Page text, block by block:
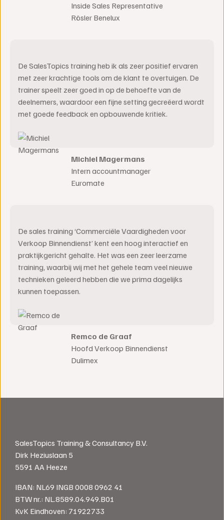
Inside Sales Representative
Rösler Benelux
De SalesTopics training heb ik als zeer positief ervaren
met zeer krachtige tools om de klant te overtuigen. De
trainer speelt zeer goed in op de behoefte van de
deelnemers, waardoor een fijne setting gecreëerd wordt
met goede feedback en opbouwende kritiek.
Michiel Magermans
Intern accountmanager
Euromate
De sales training ‘Commerciële Vaardigheden voor
Verkoop Binnendienst’ kent een hoog interactief en
praktijkgericht gehalte. Het was een zeer leerzame
training, waarbij wij met het gehele team veel nieuwe
technieken geleerd hebben die we prima dagelijks
kunnen toepassen.
Remco de Graaf
Hoofd Verkoop Binnendienst
Dulimex
SalesTopics Training & Consultancy B.V.
Dirk Heziuslaan 5
5591 AA Heeze
IBAN: NL69 INGB 0008 0962 41
BTW nr.: NL.8589.04.949.B01
KvK Eindhoven: 71922733